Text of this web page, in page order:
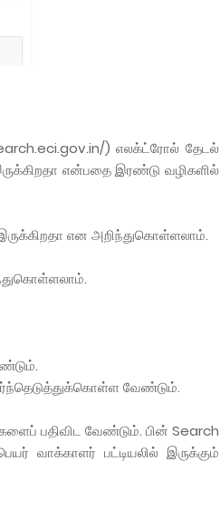
) எலக்ட்ரோல் தேடல்
என்பதை இரண்டு வழிகளில்
என அறிந்துகொள்ளலாம்.
வேண்டும்.
பதிவிட வேண்டும். பின் Search
வாக்காளர் பட்டியலில் இருக்கும்